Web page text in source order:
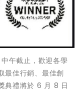
午截止，歡迎各學
最佳行銷、最佳創
典禮將於 6 月 8 日